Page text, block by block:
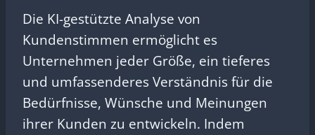
Die KI-gestützte Analyse von
Kundenstimmen ermöglicht es
Unternehmen jeder Größe, ein tieferes
und umfassenderes Verständnis für die
Bedürfnisse, Wünsche und Meinungen
ihrer Kunden zu entwickeln. Indem